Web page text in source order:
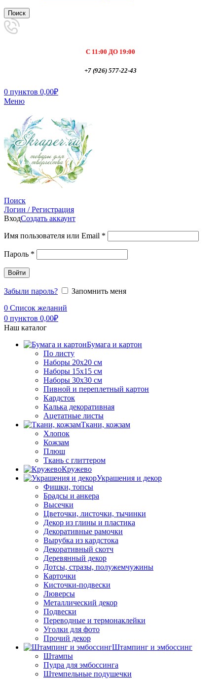
Поиск
С 11:00 ДО 19:00
+7 (926) 577-22-43
0 пунктов 0,00₽
Меню
Поиск
Логин / Регистрация
ВходСоздать аккаунт
Имя пользователя или Email *
Пароль *
Войти
Забыли пароль?
Запомнить меня
0 Список желаний
0 пунктов 0,00₽
Наш каталог
Бумага и картон
По листу
Наборы 20х20 см
Наборы 15х15 см
Наборы 30х30 см
Пивной и переплетный картон
Кардсток
Калька декоративная
Ацетатные листы
Ткани, кожзам
Хлопок
Кожзам
Плюш
Ткань с глиттером
Кружево
Украшения и декор
Фишки, топсы
Брадсы и анкера
Высечки
Цветочки, листочки, тычинки
Декор из глины и пластика
Декоративные рамочки
Вырубка из кардстока
Декоративный скотч
Деревянный декор
Дотсы, стразы, полужемчужины
Карточки
Кисточки-подвески
Люверсы
Металлический декор
Подвески
Переводные и термонаклейки
Уголки для фото
Прочий декор
Штампинг и эмбоссинг
Штампы
Пудра для эмбоссинга
Штемпельные подушечки